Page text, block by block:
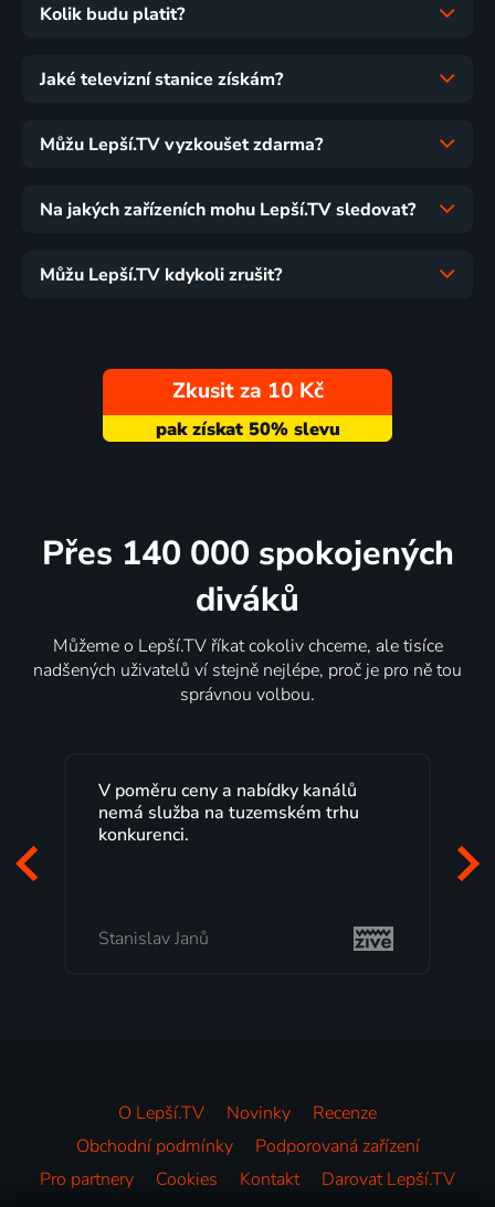
Kolik budu platit?
Jaké televizní stanice získám?
Můžu Lepší.TV vyzkoušet zdarma?
Na jakých zařízeních mohu Lepší.TV sledovat?
Můžu Lepší.TV kdykoli zrušit?
Zkusit za 10 Kč
Přes 140 000 spokojených
diváků
Můžeme o Lepší.TV říkat cokoliv chceme, ale tisíce
nadšených uživatelů ví stejně nejlépe, proč je pro ně tou
správnou volbou.
Lepší.TV sleduji už několik let s
maximální spokojeností. Velký výběr
programů a nemuset běžet k TV na
Milada Tomešová
O Lepší.TV Novinky
Recenze
Obchodní podmínky
Podporovaná zařízení
Pro partnery
Cookies Kontakt Darovat Lepší.TV